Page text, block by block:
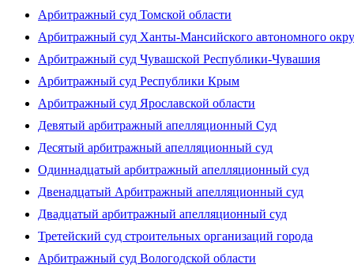
Арбитражный суд Томской области
Арбитражный суд Ханты-Мансийского автономного
Арбитражный суд Чувашской Республики-Чувашия
Арбитражный суд Республики Крым
Арбитражный суд Ярославской области
Девятый арбитражный апелляционный Суд
Десятый арбитражный апелляционный суд
Одиннадцатый арбитражный апелляционный суд
Двенадцатый Арбитражный апелляционный суд
Двадцатый арбитражный апелляционный суд
Третейский суд строительных организаций города
Арбитражный суд Вологодской области